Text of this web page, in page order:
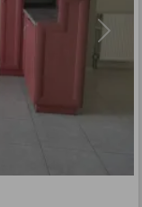
Next